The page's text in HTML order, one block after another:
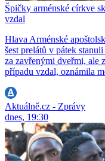
Špičky arménské církve
vzdal
Hlava Arménské
šest prelátů v pátek
za zavřenými dveřmi, ale
případu vzdal, oznámila
Aktuálně.cz - Zprávy
dnes, 19:30